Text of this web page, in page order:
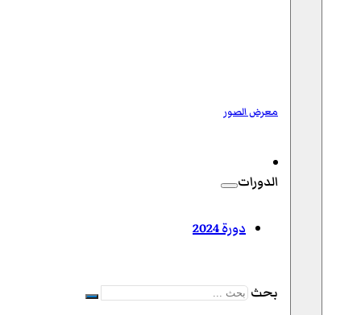
معرض الصور
الدورات
دورة 2024
بحث